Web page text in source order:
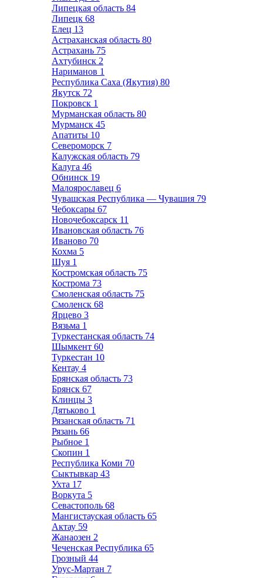
Липецкая область 84
Липецк 68
Елец 13
Астраханская область 80
Астрахань 75
Ахтубинск 2
Нариманов 1
Республика Саха (Якутия) 80
Якутск 72
Покровск 1
Мурманская область 80
Мурманск 45
Апатиты 10
Североморск 7
Калужская область 79
Калуга 46
Обнинск 19
Малоярославец 6
Чувашская Республика — Чувашия 79
Чебоксары 67
Новочебоксарск 11
Ивановская область 76
Иваново 70
Кохма 5
Шуя 1
Костромская область 75
Кострома 73
Смоленская область 75
Смоленск 68
Ярцево 3
Вязьма 1
Туркестанская область 74
Шымкент 60
Туркестан 10
Кентау 4
Брянская область 73
Брянск 67
Клинцы 3
Дятьково 1
Рязанская область 71
Рязань 66
Рыбное 1
Скопин 1
Республика Коми 70
Сыктывкар 43
Ухта 17
Воркута 5
Севастополь 68
Мангистауская область 65
Актау 59
Жанаозен 2
Чеченская Республика 65
Грозный 44
Урус-Мартан 7